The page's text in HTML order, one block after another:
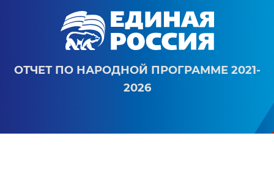
ОТЧЕТ ПО НАРОДНОЙ ПРОГРАММЕ 2021-
2026